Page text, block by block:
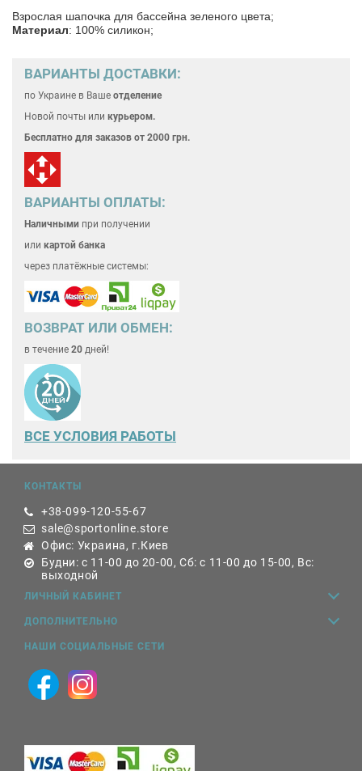
Взрослая шапочка для бассейна зеленого цвета;
Материал: 100% силикон;
ВАРИАНТЫ ДОСТАВКИ:
по Украине в Ваше отделение
Новой почты или курьером.
Бесплатно для заказов от 2000 грн.
ВАРИАНТЫ ОПЛАТЫ:
Наличными при получении
или картой банка
через платёжные системы:
ВОЗВРАТ ИЛИ ОБМЕН:
в течение 20 дней!
ВСЕ УСЛОВИЯ РАБОТЫ
КОНТАКТЫ
+38-099-120-55-67
sale@sportonline.store
Офис: Украина, г.Киев
Будни: с 11-00 до 20-00, Сб: с 11-00 до 15-00, Вс:
выходной
ЛИЧНЫЙ КАБИНЕТ
ДОПОЛНИТЕЛЬНО
НАШИ СОЦИАЛЬНЫЕ СЕТИ